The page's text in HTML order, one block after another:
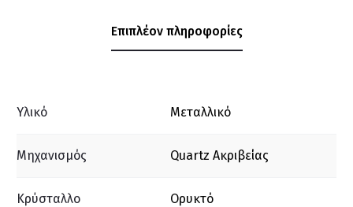
Επιπλέον πληροφορίες
Υλικό Μεταλλικό
Μηχανισμός Quartz Ακριβείας
Κρύσταλλο Ορυκτό